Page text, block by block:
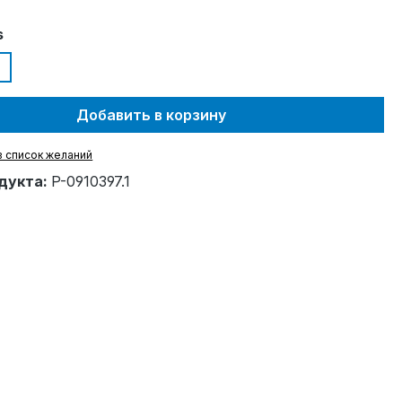
Добавить в корзину
список желаний
P-0910397.1